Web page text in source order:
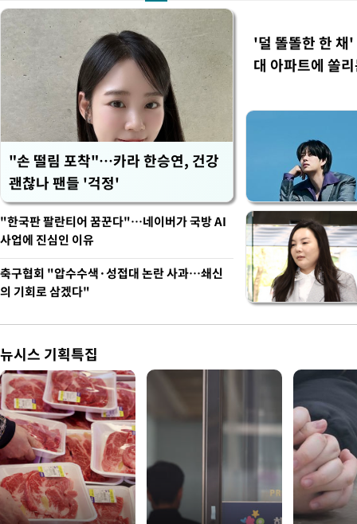
"손 떨림 포착"…카라 한승연, 건강
괜찮나 팬들 '걱정'
'덜 똘똘한 한
대 아파트에 쏠
"한국판 팔란티어 꿈꾼다"…네이버가 국방 AI
사업에 진심인 이유
축구협회 "압수수색·성접대 논란 사과…쇄신
의 기회로 삼겠다"
뉴시스 기획특집